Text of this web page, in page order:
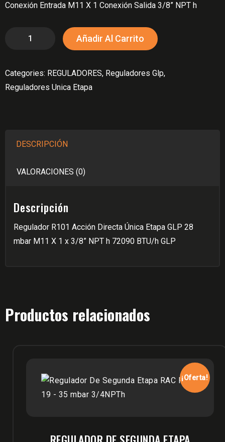
Conexión Entrada M11 X 1 Conexión Salida 3/8” NPT h
Regulador
R101
UE
28mbar
cantidad
Añadir Al Carrito
Categories: REGULADORES, Reguladores Glp,
Reguladores Unica Etapa
DESCRIPCIÓN
VALORACIONES (0)
Descripción
Regulador R101 Acción Directa Única Etapa GLP 28
mbar M11 X 1 x 3/8” NPT h 72090 BTU/h GLP
Productos relacionados
¡Oferta!